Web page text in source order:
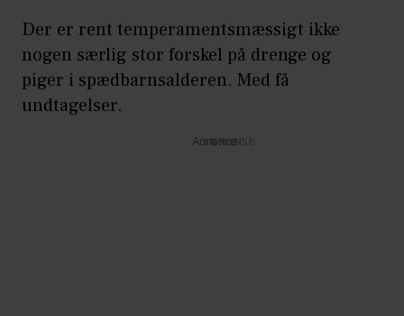
Der er rent temperamentsmæssigt ikke
nogen særlig stor forskel på drenge og
piger i spædbarnsalderen. Med få
undtagelser.
Annonce